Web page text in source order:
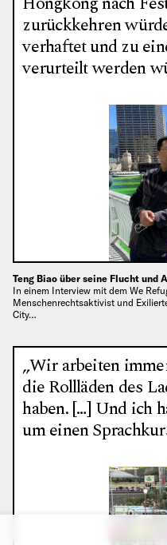
zurückkehren
verhaftet und zu
verurteilt werden
Teng Biao über seine Flucht und
In einem Interview mit dem We
Menschenrechtsaktivist und
City…
„Wir arbeiten
die Rollläden des
haben. […] Und ich
um einen